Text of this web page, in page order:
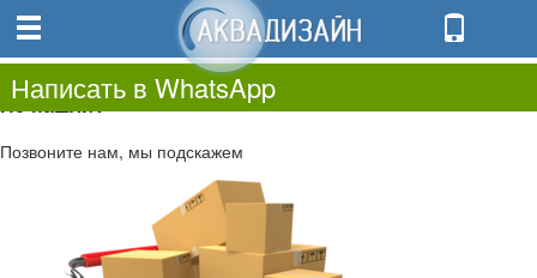
0.00
0
Не нашли?
Позвоните нам, мы подскажем
Написать в WhatsApp